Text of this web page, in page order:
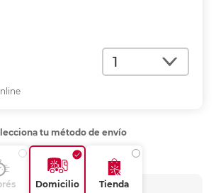
Cantidad
tu método de envío
Domicilio Tienda